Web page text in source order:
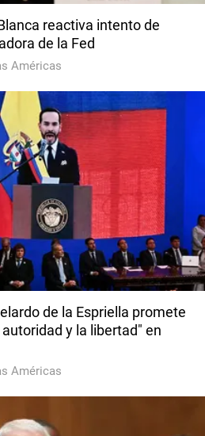
reactiva intento de
de la Fed
Américas
de la Espriella promete
y la libertad" en
Américas